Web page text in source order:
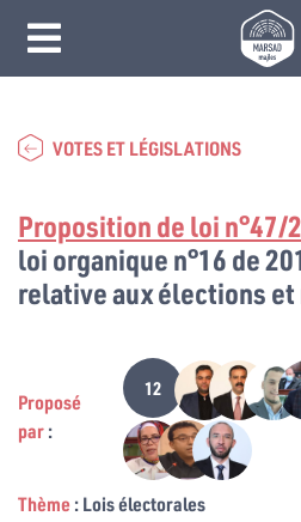
VOTES ET LÉGISLATIONS
Proposition de loi n°47/
loi organique n°16 de
relative aux élections
Proposé
par:
12
Thème: Lois électorales